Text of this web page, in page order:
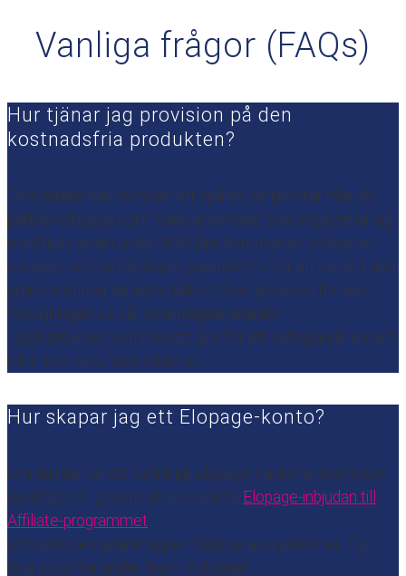
Vanliga frågor (FAQs)
Hur tjänar jag provision på den
kostnadsfria produkten?
Dina referenser kommer att spåras via tjänster från vår
partner elopage.com. Varje användare som registrerar sig
med hjälp av din unika UTM-länk kommer att spåras av
cookies, och om de köper produkten efter att ha sett den
gratis, kommer du automatiskt få en provision för den
försäljningen via vår betalningsleverantör.
Ingen provision kommer att ges för ett deltagande enbart
i den kostnadsfria produkten.
Hur skapar jag ett Elopage-konto?
Om du inte har ett befintligt Elopage Publisher-konto kan
du skapa ett genom att acceptera Elopage-inbjudan till
Affiliate-programmet
och välja den gula knappen ‘Sign up as a publisher’. Fyll i
dina uppgifter under fliken ‘Publisher’.